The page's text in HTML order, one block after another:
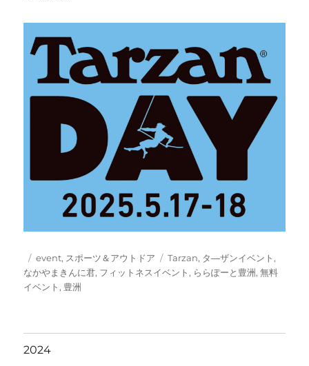
投
稿
日:
カ
テ
ゴ
event, スポーツ＆アウトドア
タ
グ
Tarzan, タ―ザンイベント ,
なかやまきんに君, フィットネスイベント , ららぽーと豊洲,無料
イベント , 豊洲
2024